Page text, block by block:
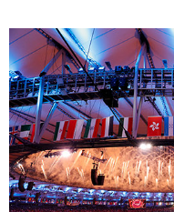
スポーツライフ・デ
スポーツ白書
政策提言
子どものスポーツ